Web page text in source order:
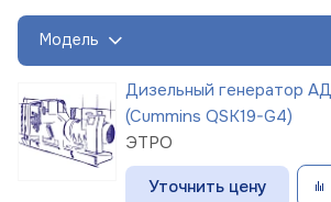
Модель
Дизельный генератор
(Cummins QSK19-G4)
ЭТРО
Уточнить цену